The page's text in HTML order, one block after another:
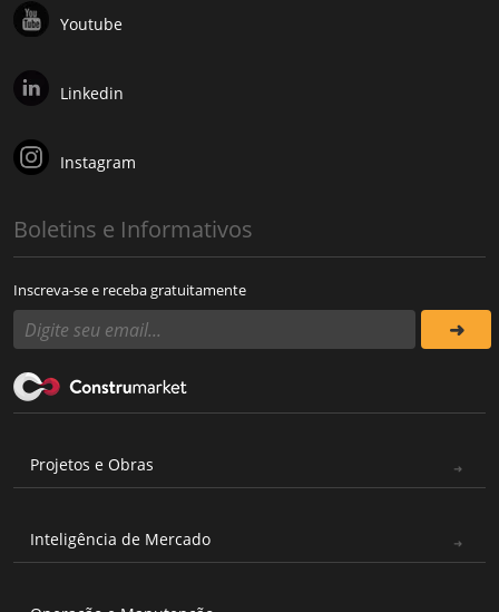
Youtube
Linkedin
Instagram
Boletins e Informativos
Inscreva-se e receba gratuitamente
Projetos e Obras
Inteligência de Mercado